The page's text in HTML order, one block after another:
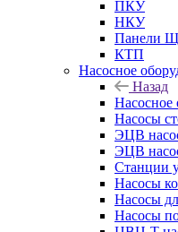
ПКУ
НКУ
Панели
КТП
Насосное
Назад
Насосное
Насосы
ЭЦВ
ЭЦВ
Станции
Насосы
Насосы
Насосы